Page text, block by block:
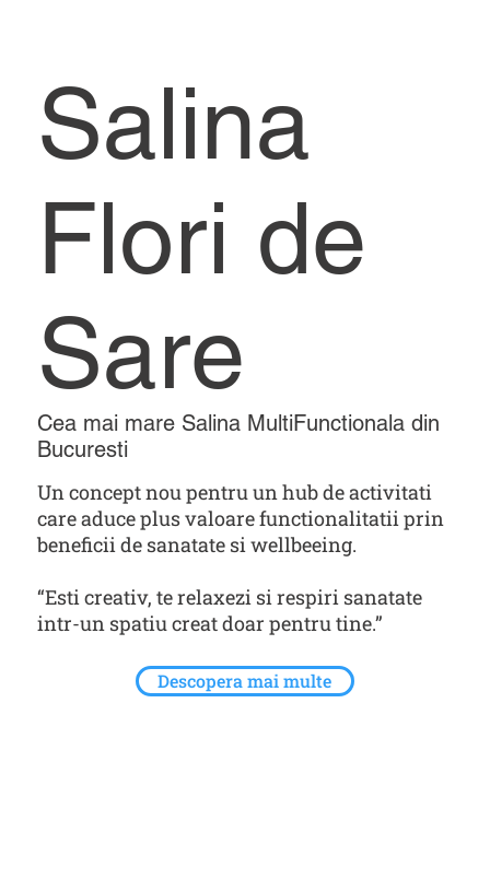
Salina
Flori de
Sare
Cea mai mare Salina MultiFunctionala din
Bucuresti
Un concept nou pentru un hub de activitati
care aduce plus valoare functionalitatii prin
beneficii de sanatate si wellbeeing.
“Esti creativ, te relaxezi si respiri sanatate
intr-un spatiu creat doar pentru tine.”
Descopera mai multe